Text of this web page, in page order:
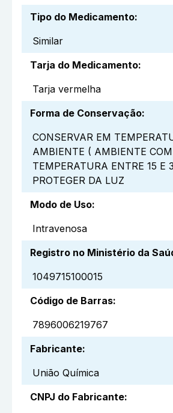
Tipo do Medicamento:
Similar
Tarja do Medicamento:
Tarja vermelha
Forma de Conservação:
CONSERVAR EM
AMBIENTE ( AMBIENTE COM
TEMPERATURA ENTRE 15 E
PROTEGER DA LUZ
Modo de Uso:
Intravenosa
Registro no Ministério da
1049715100015
Código de Barras:
7896006219767
Fabricante:
União Química
CNPJ do Fabricante: